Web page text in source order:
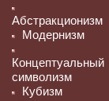
Абстракционизм
Модернизм
Концептуальный
символизм
Кубизм